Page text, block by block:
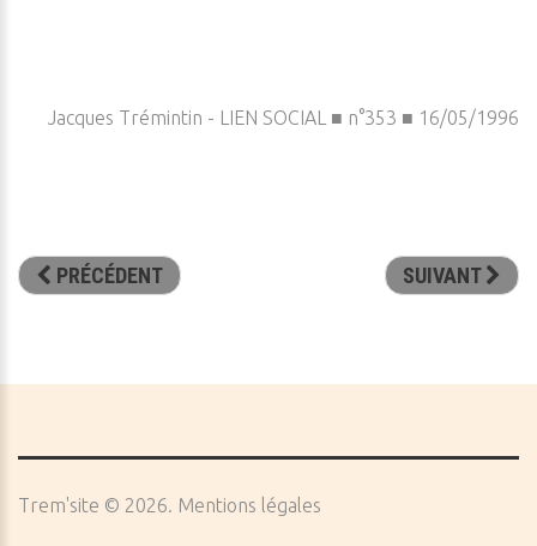
Jacques Trémintin - LIEN SOCIAL ■ n°353 ■ 16/05/1996
PRÉCÉDENT SUIVANT
Trem'site © 2026 Mentions légales